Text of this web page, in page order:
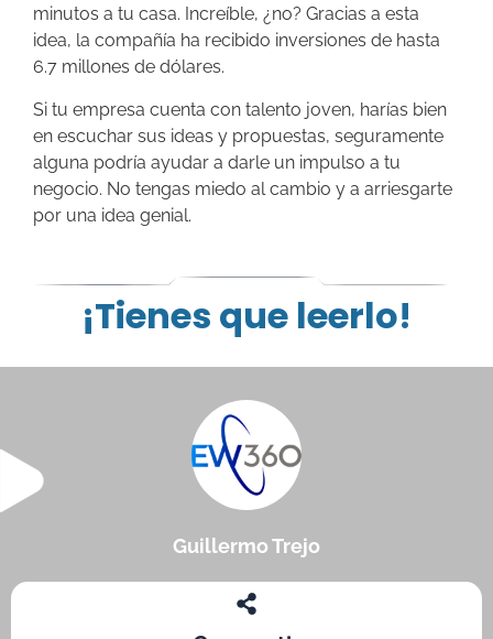
minutos a tu casa. Increíble, ¿no? Gracias a esta
idea, la compañía ha recibido inversiones de hasta
6.7 millones de dólares.
Si tu empresa cuenta con talento joven, harías bien
en escuchar sus ideas y propuestas, seguramente
alguna podría ayudar a darle un impulso a tu
negocio. No tengas miedo al cambio y a arriesgarte
por una idea genial.
¡Tienes que leerlo!
Guillermo Trejo